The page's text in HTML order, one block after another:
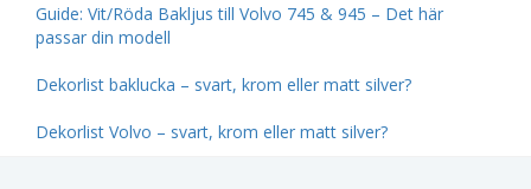
Guide: Vit/Röda Bakljus till Volvo 745 & 945 – Det här
passar din modell
Dekorlist baklucka – svart, krom eller matt silver?
Dekorlist Volvo – svart, krom eller matt silver?